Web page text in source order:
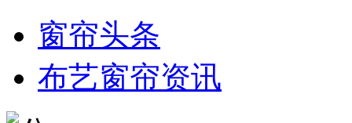
窗帘头条
布艺窗帘资讯